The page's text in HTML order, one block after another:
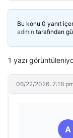
Bu konu 0 yanıt
admin tarafından
1 yazı
06/22/2026: 7:18
A